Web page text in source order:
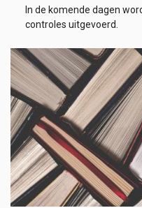
In de komende dagen
controles uitgevoerd.